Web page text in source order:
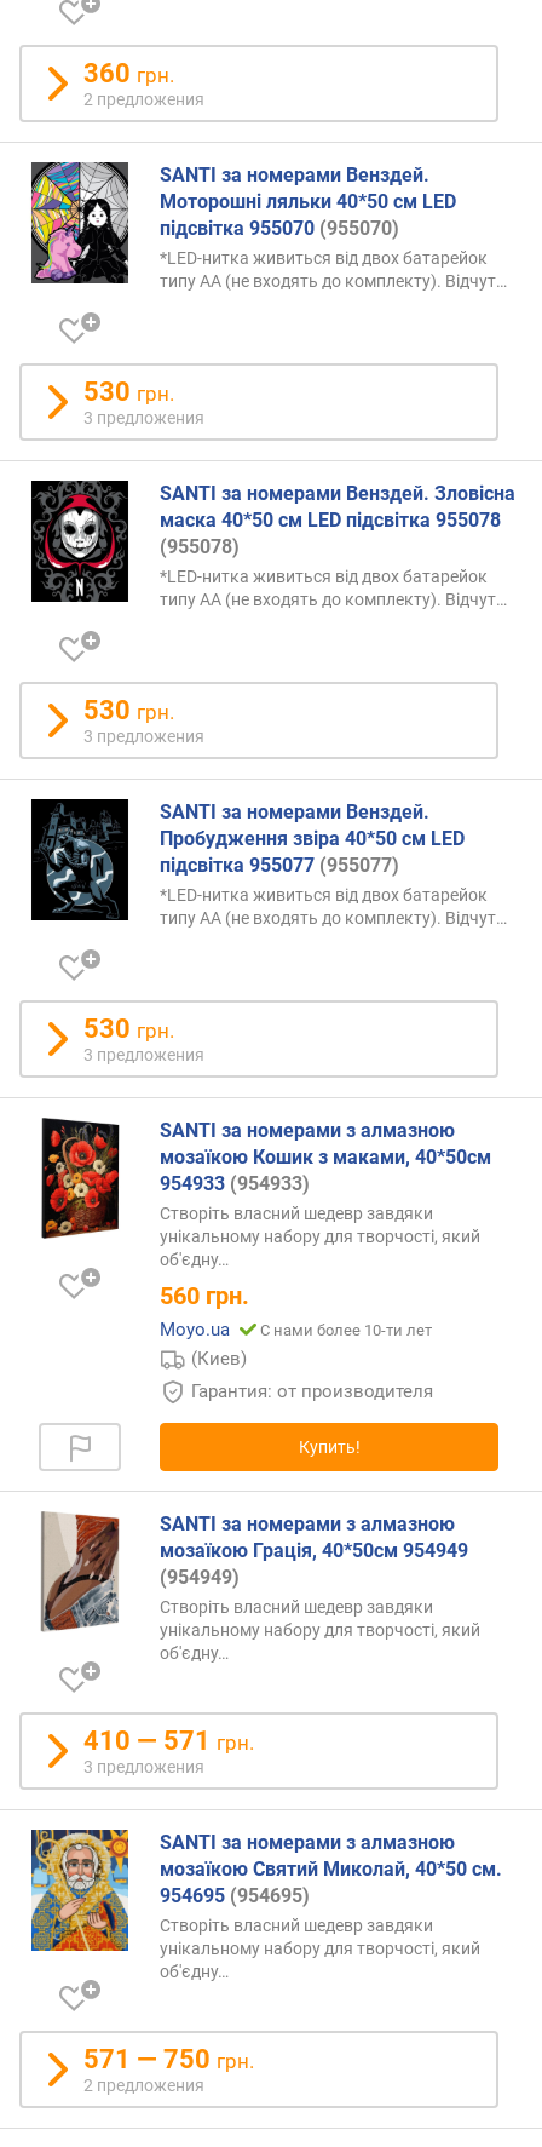
360 грн.
2 предложения
SANTI за номерами Венздей.
Моторошні ляльки 40*50 см LED
підсвітка 955070 (955070)
*LED-нитка живиться від двох батарейок
типу AA (не входять до комплекту). Відчут…
530 грн.
3 предложения
SANTI за номерами Венздей. Зловісна
маска 40*50 см LED підсвітка 955078
(955078)
*LED-нитка живиться від двох батарейок
типу AA (не входять до комплекту). Відчут…
530 грн.
3 предложения
SANTI за номерами Венздей.
Пробудження звіра 40*50 см LED
підсвітка 955077 (955077)
*LED-нитка живиться від двох батарейок
типу AA (не входять до комплекту). Відчут…
530 грн.
3 предложения
SANTI за номерами з алмазною
мозаїкою Кошик з маками, 40*50см
954933 (954933)
Створіть власний шедевр завдяки
унікальному набору для творчості, який
об'єдну…
560 грн.
Moyo.ua С нами более 10-ти лет
(Киев)
Гарантия: от производителя
Купить!
SANTI за номерами з алмазною
мозаїкою Грація, 40*50см 954949
(954949)
Створіть власний шедевр завдяки
унікальному набору для творчості, який
об'єдну…
410 — 571 грн.
3 предложения
SANTI за номерами з алмазною
мозаїкою Святий Миколай, 40*50 см.
954695 (954695)
Створіть власний шедевр завдяки
унікальному набору для творчості, який
об'єдну…
571 — 750 грн.
2 предложения